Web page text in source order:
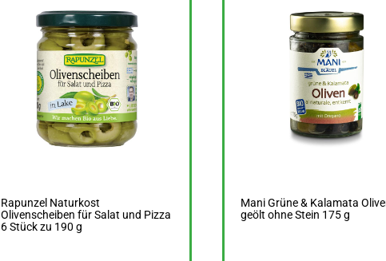
Rapunzel Naturkost
Olivenscheiben für Salat und Pizza
6 Stück zu 190 g
Mani Grüne & Kalamata
geölt ohne Stein 175 g